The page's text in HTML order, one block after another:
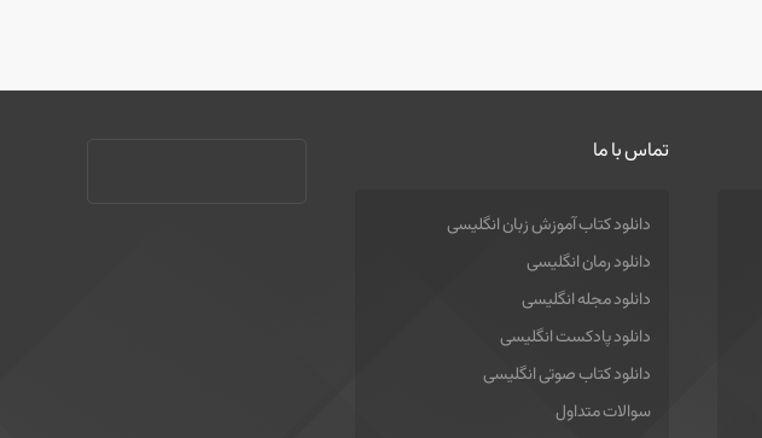
تماس با ما
دانلود کتاب آموزش زبان انگلیسی
دانلود رمان انگلیسی
دانلود مجله انگلیسی
دانلود پادکست انگلیسی
دانلود کتاب صوتی انگلیسی
سوالات متداول